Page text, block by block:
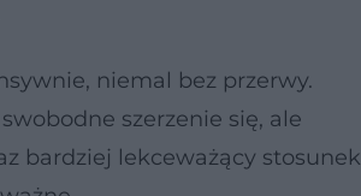
niemal bez przerwy.
szerzenie się, ale
bardziej lekceważący stosunek